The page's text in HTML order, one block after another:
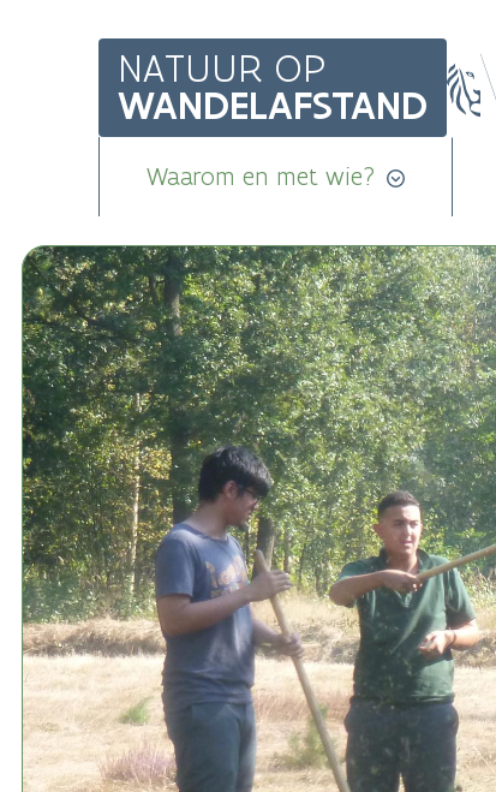
NATUUR OP
WANDELAFSTAND
Main
navigation
Waarom en met wie?